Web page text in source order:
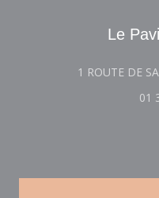
Le
1 ROUTE DE
01